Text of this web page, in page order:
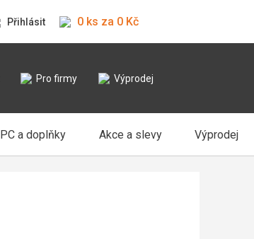
Přihlásit 0 ks za 0 Kč
Pro firmy Výprodej
PC a doplňky Akce a slevy Výprodej